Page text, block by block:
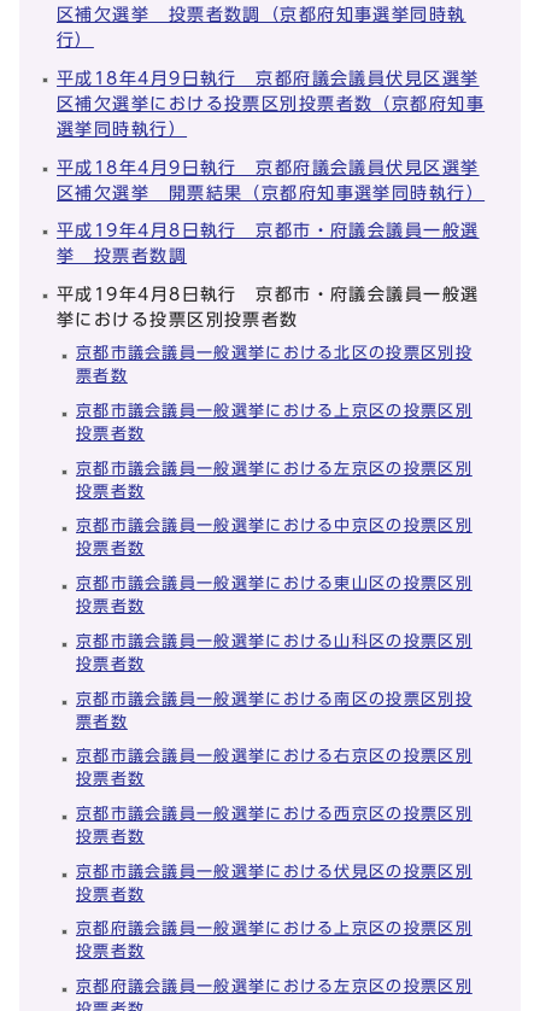
区補欠選挙 投票者数調（京都府知事選挙同時執
行）
平成18年4月9日執行 京都府議会議員伏見区選挙
区補欠選挙における投票区別投票者数（京都府知事
選挙同時執行）
平成18年4月9日執行 京都府議会議員伏見区選挙
区補欠選挙 開票結果（京都府知事選挙同時執行）
平成19年4月8日執行 京都市・府議会議員一般選
挙 投票者数調
平成19年4月8日執行 京都市・府議会議員一般選
挙における投票区別投票者数
京都市議会議員一般選挙における北区の投票区別投
票者数
京都市議会議員一般選挙における上京区の投票区別
投票者数
京都市議会議員一般選挙における左京区の投票区別
投票者数
京都市議会議員一般選挙における中京区の投票区別
投票者数
京都市議会議員一般選挙における東山区の投票区別
投票者数
京都市議会議員一般選挙における山科区の投票区別
投票者数
京都市議会議員一般選挙における南区の投票区別投
票者数
京都市議会議員一般選挙における右京区の投票区別
投票者数
京都市議会議員一般選挙における西京区の投票区別
投票者数
京都市議会議員一般選挙における伏見区の投票区別
投票者数
京都府議会議員一般選挙における上京区の投票区別
投票者数
京都府議会議員一般選挙における左京区の投票区別